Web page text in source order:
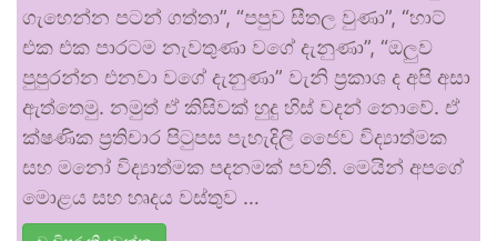
ගැහෙන්න පටන් ගත්තා”, “පපුව සීතල වුණා”, “හාට්
එක එක පාරටම නැවතුණා වගේ දැනුණා”, “ඔලුව
පුපුරන්න එනවා වගේ දැනුණා” වැනි ප්‍රකාශ ද අපි අසා
ඇත්තෙමු. නමුත් ඒ කිසිවක් හුදු හිස් වදන් නොවේ. ඒ
ක්ෂණික ප්‍රතිචාර පිටුපස පැහැදිලි ජෛව විද්‍යාත්මක
සහ මනෝ විද්‍යාත්මක පදනමක් පවතී. මෙයින් අපගේ
මොළය සහ හෘදය වස්තුව …